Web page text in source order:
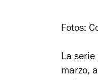
Fotos:
La serie
marzo,